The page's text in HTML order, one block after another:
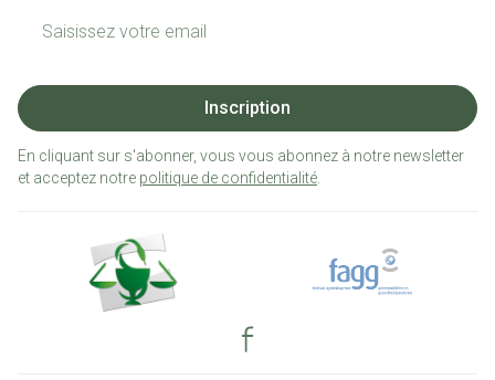
Inscription
En cliquant sur s'abonner, vous vous abonnez à notre newsletter
et acceptez notre politique de confidentialité